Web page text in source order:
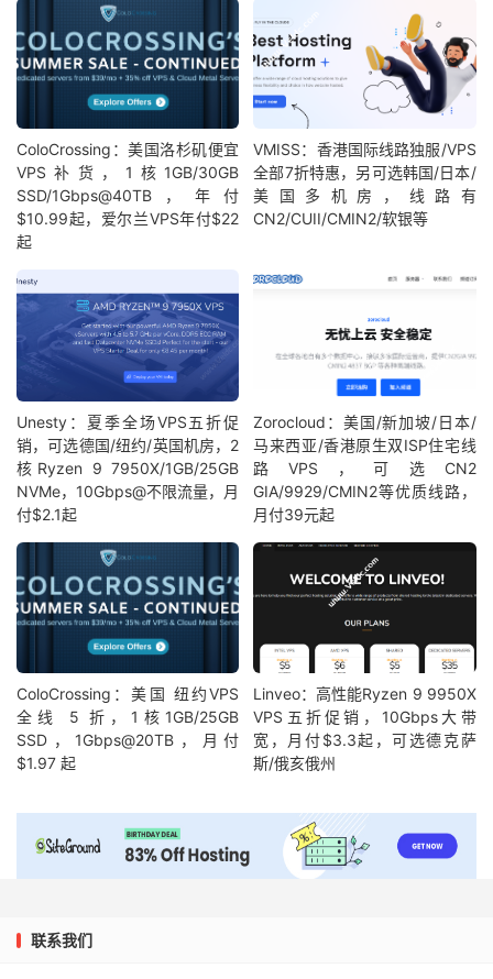
ColoCrossing：美国洛杉矶便宜
VPS补货，1核1GB/30GB
SSD/1Gbps@40TB，年付
$10.99起，爱尔兰VPS年付$22
起
VMISS：香港国际线路独服/VPS
全部7折特惠，另可选韩国/日本/
美国多机房，线路有
CN2/CUII/CMIN2/软银等
Unesty：夏季全场VPS五折促
销，可选德国/纽约/英国机房，2
核Ryzen 9 7950X/1GB/25GB
NVMe，10Gbps@不限流量，月
付$2.1起
Zorocloud：美国/新加坡/日本/
马来西亚/香港原生双ISP住宅线
路VPS，可选CN2
GIA/9929/CMIN2等优质线路，
月付39元起
ColoCrossing：美国 纽约VPS
全线 5 折，1核1GB/25GB
SSD，1Gbps@20TB，月付
$1.97 起
Linveo：高性能Ryzen 9 9950X
VPS五折促销，10Gbps大带
宽，月付$3.3起，可选德克萨
斯/俄亥俄州
联系我们